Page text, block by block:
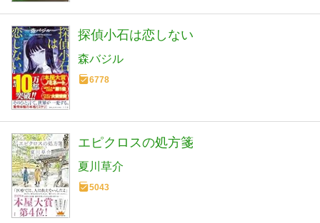
探偵小石は恋しない
森バジル
6778
エピクロスの処方箋
夏川草介
5043